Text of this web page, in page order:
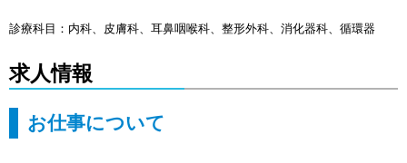
診療科目：内科、皮膚科、耳鼻咽喉科、整形外科、消化器科、循環器
求人情報
お仕事について